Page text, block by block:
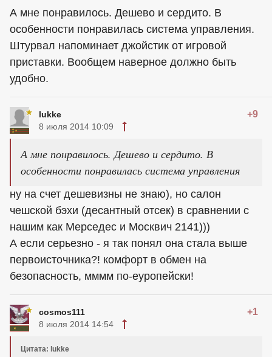
А мне понравилось. Дешево и сердито. В
особенности понравилась система управления.
Штурвал напоминает джойстик от игровой
приставки. Вообщем наверное должно быть
удобно.
lukke +9
8 июля 2014 10:09
А мне понравилось. Дешево и сердито. В
особенности понравилась система управления
ну на счет дешевизны не знаю), но салон
чешской бэхи (десантный отсек) в сравнении с
нашим как Мерседес и Москвич 2141)))
А если серьезно - я так понял она стала выше
первоисточника?! комфорт в обмен на
безопасность, мммм по-еуропейски!
cosmos111 +1
8 июля 2014 14:54
Цитата: lukke